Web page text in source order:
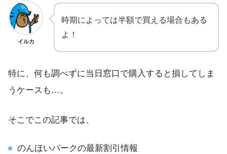
イルカ
時期によっては半額で買える場合もある
よ！
特に、何も調べずに当日窓口で購入すると損してしま
うケースも…。
そこでこの記事では、
のんほいパークの最新割引情報